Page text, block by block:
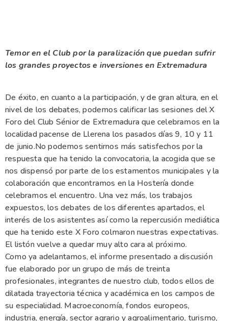
Temor en el Club por la paralización que puedan sufrir
los grandes proyectos e inversiones en Extremadura
De éxito, en cuanto a la participación, y de gran altura, en el
nivel de los debates, podemos calificar las sesiones del X
Foro del Club Sénior de Extremadura que celebramos en la
localidad pacense de Llerena los pasados días 9, 10 y 11
de junio.No podemos sentirnos más satisfechos por la
respuesta que ha tenido la convocatoria, la acogida que se
nos dispensó por parte de los estamentos municipales y la
colaboración que encontramos en la Hostería donde
celebramos el encuentro. Una vez más, los trabajos
expuestos, los debates de los diferentes apartados, el
interés de los asistentes así como la repercusión mediática
que ha tenido este X Foro colmaron nuestras expectativas.
El listón vuelve a quedar muy alto cara al próximo.
Como ya adelantamos, el informe presentado a discusión
fue elaborado por un grupo de más de treinta
profesionales, integrantes de nuestro club, todos ellos de
dilatada trayectoria técnica y académica en los campos de
su especialidad. Macroeconomía, fondos europeos,
industria, energía, sector agrario y agroalimentario, turismo,